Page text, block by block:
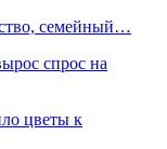
семейный…
спрос на
цветы к